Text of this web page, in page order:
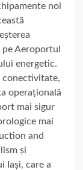
noi
Aeroportul
energetic.
operațională
mai sigur
mai
and
și
Iași, care a